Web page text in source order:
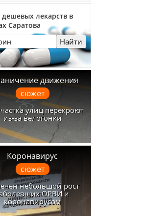
дешевых лекарств в
Саратова
Найти
движения
сюжет
улиц перекроют
из-за велогонки
Коронавирус
сюжет
небольшой рост
ОРВИ и
коронавирусом